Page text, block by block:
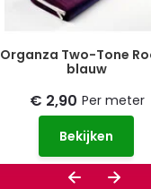
Organza Two-Tone
blauw
€ 2,90 Per meter
Bekijken